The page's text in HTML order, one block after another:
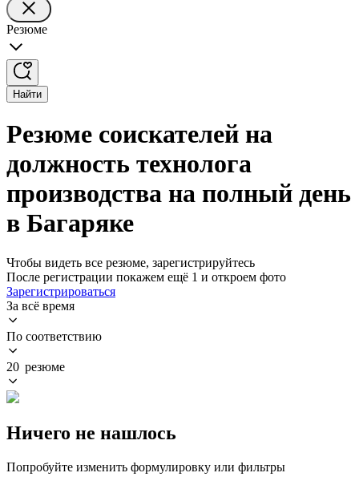
Резюме
Найти
Резюме соискателей на
должность технолога
производства на полный день
в Багаряке
Чтобы видеть все резюме, зарегистрируйтесь
После регистрации покажем ещё 1 и откроем фото
Зарегистрироваться
За всё время
По соответствию
20 резюме
Ничего не нашлось
Попробуйте изменить формулировку или фильтры